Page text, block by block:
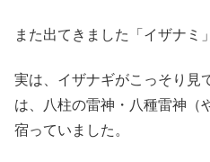
また出てきました「イザナミ
実は、イザナギがこっそり見
は、八柱の雷神・八種雷神（
宿っていました。